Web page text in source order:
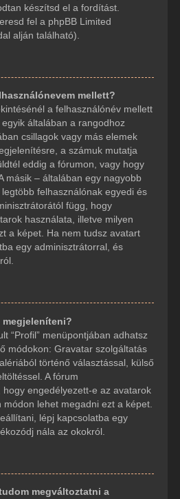
készítsd el a fordítást.
fel a phpBB Limited
alján található).
mellett?
a felhasználónév mellett
általában a rangodhoz
csillagok vagy más elemek
a számuk mutatja
eddig a fórumon, vagy hogy
másik – általában egy nagyobb
felhasználónak egyedi és
függ, hogy
használata, illetve milyen
a képet. Ha nem tudsz avatart
egy adminisztrátorral, és
“Profil” menüpontjában adhatsz
módokon: Gravatar szolgáltatás
történő választással, külső
A fórum
engedélyezett-e az avatarok
lehet megadni ezt a képet.
lépj kapcsolatba egy
nála az okokról.
megváltoztatni a